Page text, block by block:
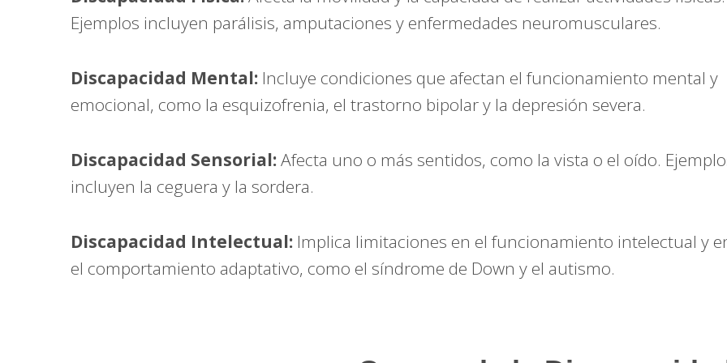
Ejemplos incluyen parálisis, amputaciones y enfermedades neuromusculares.
Discapacidad Mental: Incluye condiciones que afectan el funcionamiento mental y
emocional, como la esquizofrenia, el trastorno bipolar y la depresión severa.
Discapacidad Sensorial:Afecta uno o más sentidos, como la vista o el oído.
incluyen la ceguera y la sordera.
Discapacidad Intelectual: Implica limitaciones en el funcionamiento intelectual y
el comportamiento adaptativo, como el síndrome de Down y el autismo.